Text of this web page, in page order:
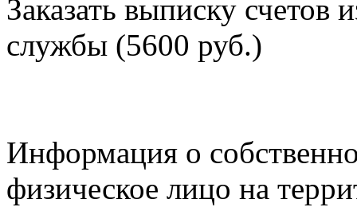
Заказать выписку счетов
службы (5600 руб.)
Информация о
физическое лицо на